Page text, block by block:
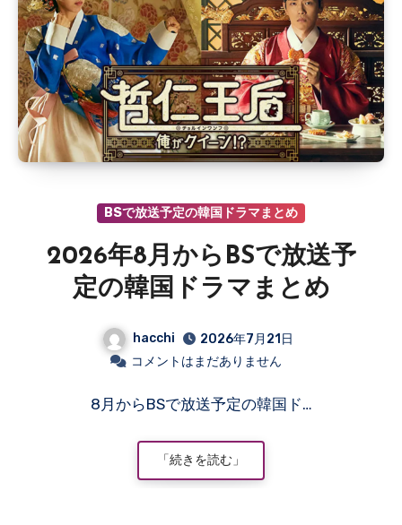
BSで放送予定の韓国ドラマまとめ
2026年8月からBSで放送予
定の韓国ドラマまとめ
hacchi
2026年7月21日
コメントはまだありません
8月からBSで放送予定の韓国ド…
「続きを読む」